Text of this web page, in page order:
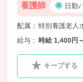
看護師 日勤
配属
特別養護老人
給与
時給 1,400円
キープする